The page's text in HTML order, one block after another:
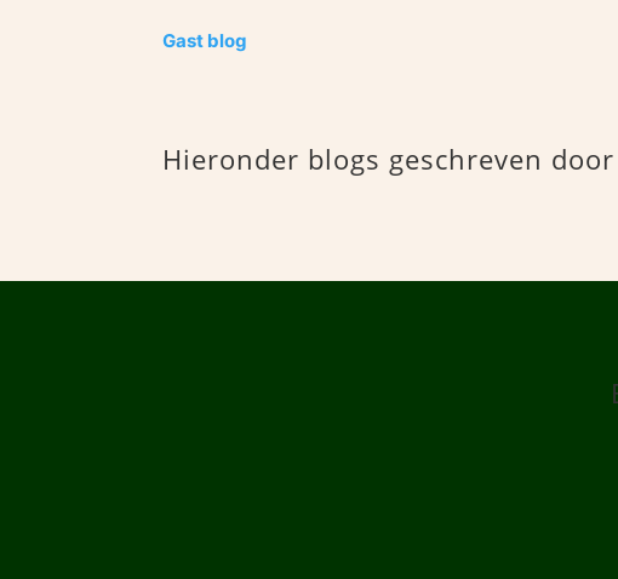
Gast blog
Hieronder blogs geschreven